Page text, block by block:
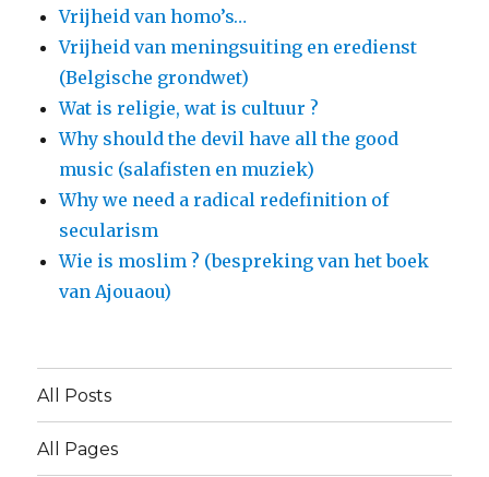
Vrijheid van homo’s…
Vrijheid van meningsuiting en eredienst
(Belgische grondwet)
Wat is religie, wat is cultuur ?
Why should the devil have all the good
music (salafisten en muziek)
Why we need a radical redefinition of
secularism
Wie is moslim ? (bespreking van het boek
van Ajouaou)
All Posts
All Pages